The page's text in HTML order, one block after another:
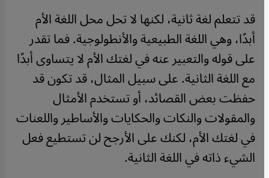
قد تتعلم لغة ثانية، لكنها لا تحل محل اللغة الأم
أبدًا، وهي اللغة الطبيعية والأنطولوجية. فما تقدر
على قوله والتعبير عنه في لغتك الأم لا يتساوى أبدًا
مع اللغة الثانية. على سبيل المثال، قد تكون قد
حفظت بعض القصائد، أو تستخدم الأمثال
والمقولات والنكات والحكايات والأساطير واللعنات
في لغتك الأم، لكنك على الأرجح لن تستطيع فعل
الشيء ذاته في اللغة الثانية.